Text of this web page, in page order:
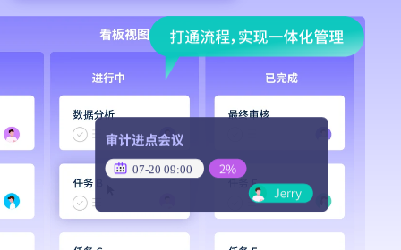
自动化
客户管理看板
无代码
SaaS
外部系统集成
安全性